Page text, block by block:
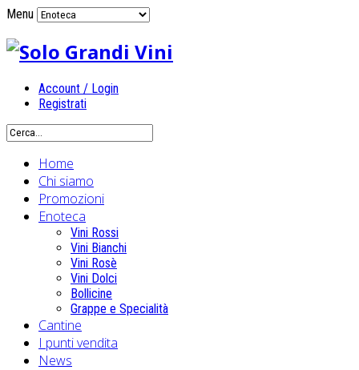
Menu
Account / Login
Registrati
Home
Chi siamo
Promozioni
Enoteca
Vini Rossi
Vini Bianchi
Vini Rosè
Vini Dolci
Bollicine
Grappe e Specialità
Cantine
I punti vendita
News